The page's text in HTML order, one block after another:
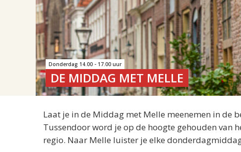
Donderdag 14.00 - 17.00 uur
DE MIDDAG MET MELLE
Laat je in de Middag met Melle meenemen in de
Tussendoor word je op de hoogte gehouden van
regio. Naar Melle luister je elke